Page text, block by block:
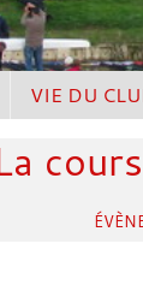
VIE DU